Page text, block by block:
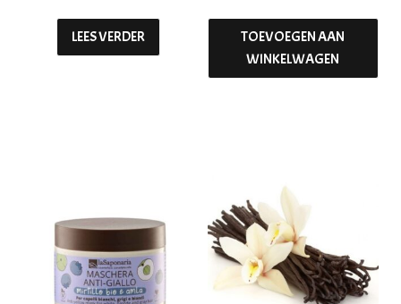
LEES VERDER
TOEVOEGEN AAN
WINKELWAGEN